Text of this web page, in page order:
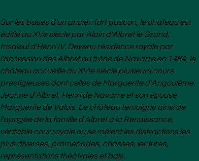
Sur les bases d'un ancien fort gascon, le château est
édifié au XVe siècle par Alain d'Albret le Grand,
trisaïeul d'Henri IV. Devenu résidence royale par
l'accession des Albret au trône de Navarre en 1484, le
château accueille au XVIe siècle plusieurs cours
prestigieuses dont celles de Marguerite d'Angoulême,
Jeanne d'Albret, Henri de Navarre et son épouse
Marguerite de Valois. Le château témoigne ainsi de
l'apogée de la famille d'Albret à la Renaissance,
véritable cour royale où se mêlent les distractions les
plus diverses, promenades, chasses, lectures,
représentations théâtrales et bals.